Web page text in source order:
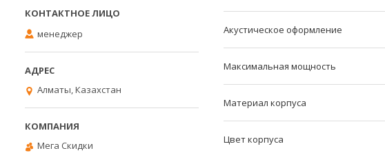
Акустическое оформление
Максимальная мощность
Материал корпуса
Цвет корпуса
менеджер
Алматы, Казахстан
Мега Скидки